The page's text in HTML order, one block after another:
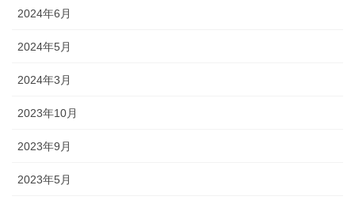
2024年6月
2024年5月
2024年3月
2023年10月
2023年9月
2023年5月